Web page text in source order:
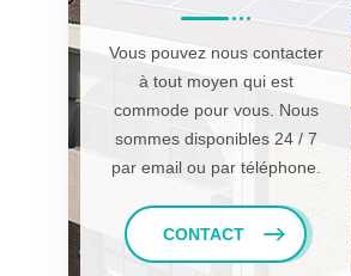
Vous pouvez nous contacter
à tout moyen qui est
commode pour vous. Nous
sommes disponibles 24 / 7
par email ou par téléphone.
CONTACT